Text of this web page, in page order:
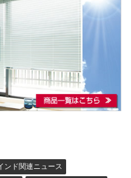
ンド関連ニュース